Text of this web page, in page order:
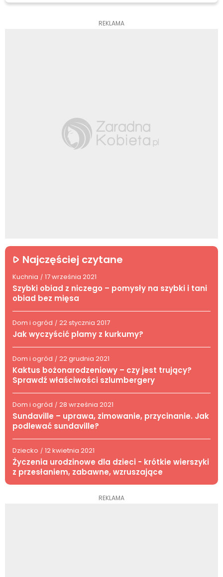
REKLAMA
Najczęściej czytane
Kuchnia / 17 września 2021
Szybki obiad z niczego – pomysły na szybki i tani
obiad bez mięsa
Dom i ogród / 22 stycznia 2017
Jak wyczyścić plamy z kurkumy?
Dom i ogród / 22 grudnia 2021
Kaktus bożonarodzeniowy – czy jest trujący?
Sprawdź właściwości szlumbergery
Dom i ogród / 28 września 2021
Sundaville – uprawa, zimowanie, przycinanie. Jak
podlewać sundaville?
Dziecko / 12 kwietnia 2021
Życzenia urodzinowe dla dzieci - krótkie wierszyki
z przesłaniem, zabawne, wzruszające
REKLAMA